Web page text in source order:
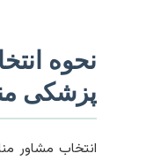
نحوه
پزشکی
انتخاب مشاور